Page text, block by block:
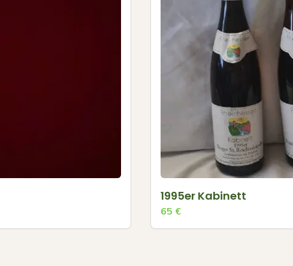
1995er Kabinett
65 €